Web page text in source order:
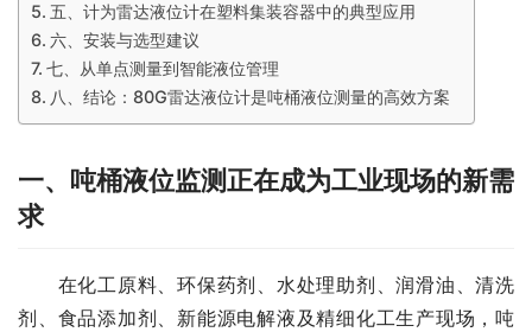
五、计为雷达液位计在塑料集装容器中的典型应用
六、安装与选型建议
七、从单点测量到智能液位管理
八、结论：80G雷达液位计是吨桶液位测量的高效方案
一、吨桶液位监测正在成为工业现场的新需
求
在化工原料、环保药剂、水处理助剂、润滑油、清洗
剂、食品添加剂、新能源电解液及精细化工生产现场，吨